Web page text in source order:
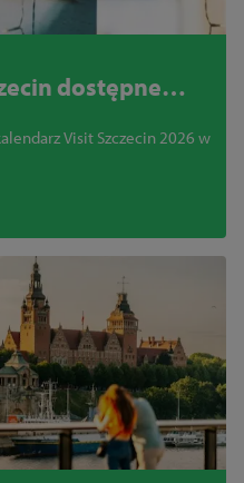
dostępne
Visit Szczecin 2026 w